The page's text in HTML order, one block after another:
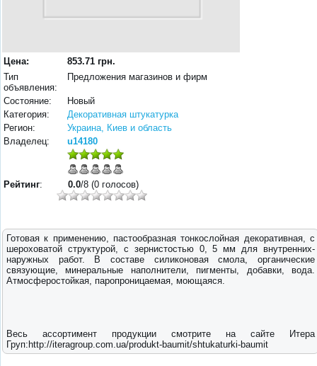
Цена:
853.71 грн.
Тип
объявления:
Предложения магазинов и фирм
Состояние:
Новый
Категория:
Декоративная штукатурка
Регион:
Украина, Киев и область
Владелец:
u14180
Рейтинг: 0.0/8 (0 голосов)
Готовая к применению, пастообразная тонкослойная декоративная, с
шероховатой структурой, с зернистостью 0, 5 мм для внутренних-
наружных работ. В составе силиконовая смола, органические
связующие, минеральные наполнители, пигменты, добавки, вода.
Атмосферостойкая, паропроницаемая, моющаяся.
Весь ассортимент продукции смотрите на сайте Итера
Груп:http://iteragroup.com.ua/produkt-baumit/shtukaturki-baumit